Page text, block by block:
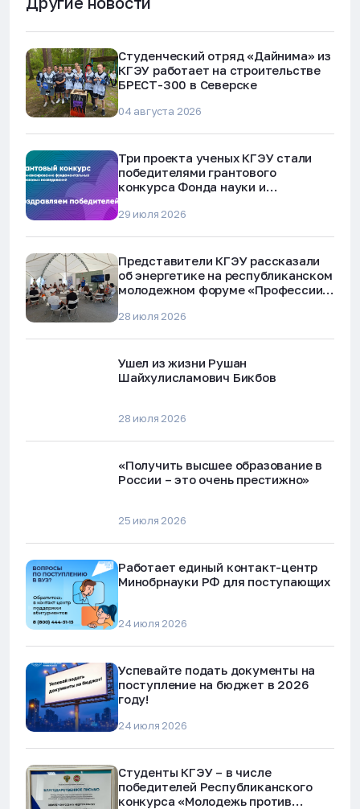
Студенческий отряд «Дайнима» из
КГЭУ работает на строительстве
БРЕСТ-300 в Северске
04 августа 2026
Три проекта ученых КГЭУ стали
победителями грантового
конкурса Фонда науки и
29 июля 2026
Представители КГЭУ рассказали
об энергетике на республиканском
молодежном форуме «Профессии
28 июля 2026
Ушел из жизни Рушан
Шайхулисламович Бикбов
28 июля 2026
«Получить высшее образование в
России – это очень престижно»
25 июля 2026
Работает единый контакт-центр
Минобрнауки РФ для поступающих
24 июля 2026
Успевайте подать документы на
поступление на бюджет в 2026
году!
24 июля 2026
Студенты КГЭУ – в числе
победителей Республиканского
конкурса «Молодежь против